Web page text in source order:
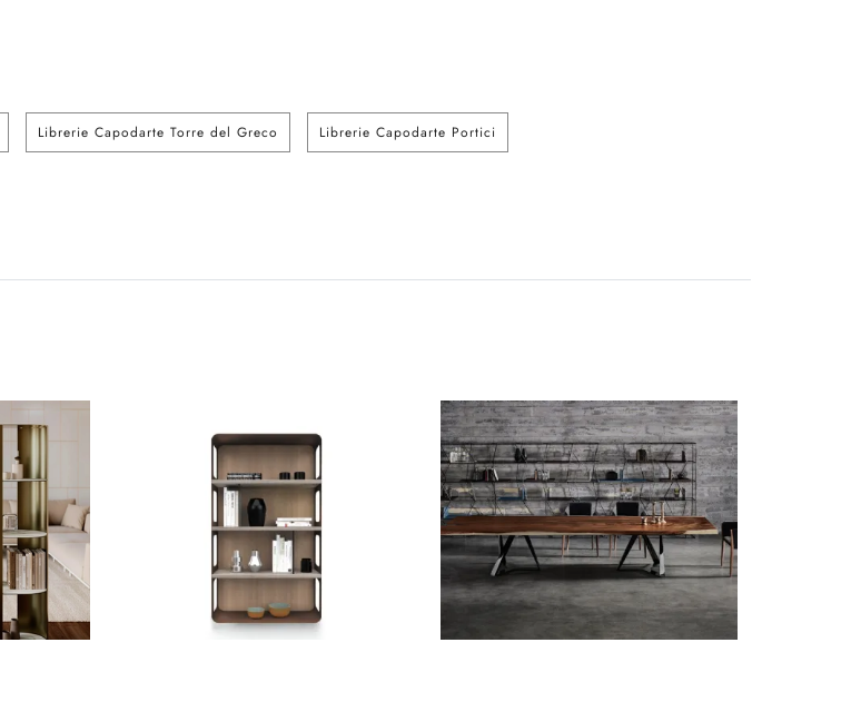
Librerie Capodarte Torre del Greco Librerie Capodarte Portici